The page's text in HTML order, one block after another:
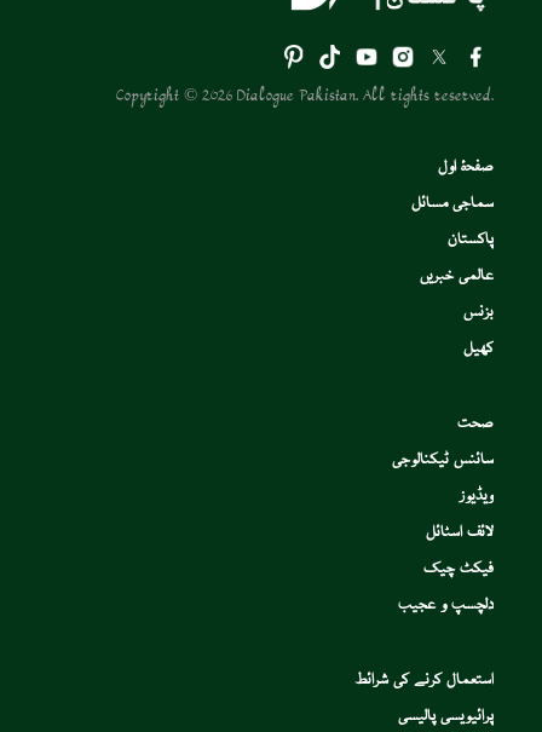
Copyright © 2026 Dialogue Pakistan. All rights reserved.
صفحۂ اول
سماجی مسائل
پاکستان
عالمی خبریں
بزنس
کھیل
صحت
سائنس ٹیکنالوجی
ویڈیوز
لائف اسٹائل
فیکٹ چیک
دلچسپ و عجیب
استعمال کرنے کی شرائط
پرائیویسی پالیسی